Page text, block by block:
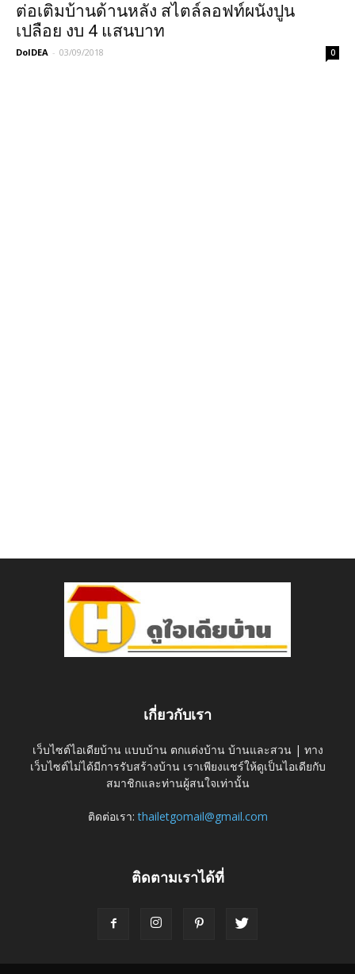
ต่อเติมบ้านด้านหลัง สไตล์ลอฟท์ผนังปูน
เปลือย งบ 4 แสนบาท
DoIDEA - 03/09/2018 0
เกี่ยวกับเรา
เว็บไซต์ไอเดียบ้าน แบบบ้าน ตกแต่งบ้าน บ้านและสวน | ทาง
เว็บไซต์ไม่ได้มีการรับสร้างบ้าน เราเพียงแชร์ให้ดูเป็นไอเดียกับ
สมาชิกและท่านผู้สนใจเท่านั้น
ติดต่อเรา:thailetgomail@gmail.com
ติดตามเราได้ที่